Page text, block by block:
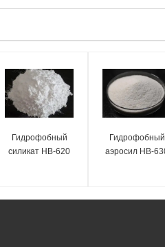
Гидрофобный
силикат HB-620
Гидрофобный
аэросил HB-